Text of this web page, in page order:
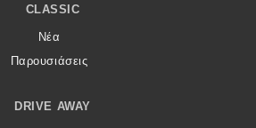
CLASSIC
Νέα
Παρουσιάσεις
DRIVE AWAY